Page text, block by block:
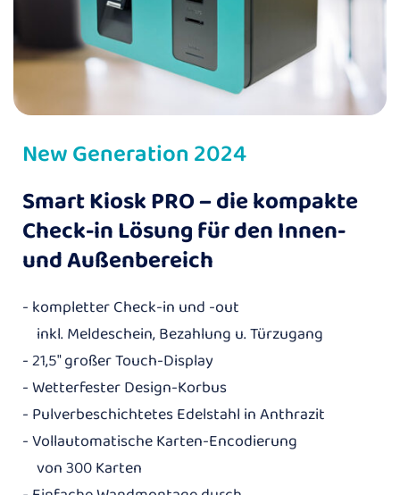
New Generation 2024
Smart Kiosk PRO – die kompakte
Check-in Lösung für den Innen-
und Außenbereich
- kompletter Check-in und -out
inkl. Meldeschein, Bezahlung u. Türzugang
- 21,5" großer Touch-Display
- Wetterfester Design-Korbus
- Pulverbeschichtetes Edelstahl in Anthrazit
- Vollautomatische Karten-Encodierung
von 300 Karten